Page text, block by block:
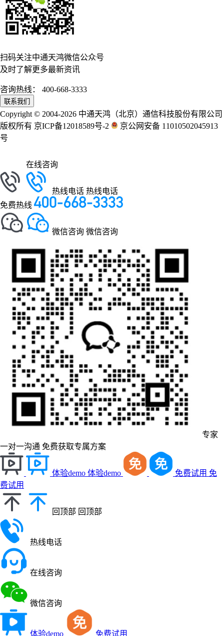
扫码关注中通天鸿微信公众号
及时了解更多最新资讯
咨询热线： 400-668-3333
联系我们
Copyright © 2004-2026 中通天鸿（北京）通信科技股份有限公司
版权所有 京ICP备12018589号-2
京公网安备 11010502045913
号
在线咨询
热线电话 热线电话
免费热线
微信咨询 微信咨询
专家
一对一沟通 免费获取专属方案
体验demo 体验demo 免费试用 免
费试用
回顶部 回顶部
热线电话
在线咨询
微信咨询
体验demo 免费试用